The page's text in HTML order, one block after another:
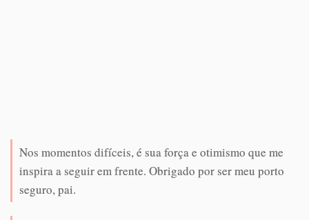
Nos momentos difíceis, é sua força e otimismo que me
inspira a seguir em frente. Obrigado por ser meu porto
seguro, pai.